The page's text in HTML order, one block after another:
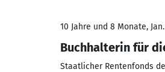
10 Jahre und 8 Monate,
Buchhalterin für
Staatlicher Rentenfonds